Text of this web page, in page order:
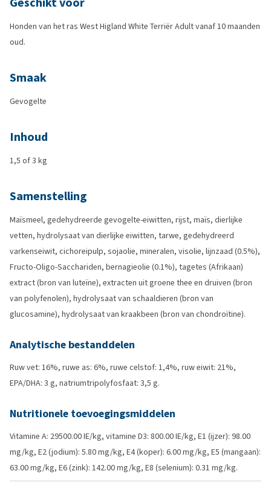
Honden van het ras West Higland White Terriër Adult vanaf 10 maanden
oud.
Smaak
Gevogelte
Inhoud
1,5 of 3 kg
Samenstelling
Maïsmeel, gedehydreerde gevogelte-eiwitten, rijst, maïs, dierlijke
vetten, hydrolysaat van dierlijke eiwitten, tarwe, gedehydreerd
varkenseiwit, cichoreipulp, sojaolie, mineralen, visolie, lijnzaad (0.5%),
Fructo-Oligo-Sacchariden, bernagieolie (0.1%), tagetes (Afrikaan)
extract (bron van luteïne), extracten uit groene thee en druiven (bron
van polyfenolen), hydrolysaat van schaaldieren (bron van
glucosamine), hydrolysaat van kraakbeen (bron van chondroïtine).
Analytische bestanddelen
Ruw vet: 16%, ruwe as: 6%, ruwe celstof: 1,4%, ruw eiwit: 21%,
EPA/DHA: 3 g, natriumtripolyfosfaat: 3,5 g.
Nutritionele toevoegingsmiddelen
Vitamine A: 29500.00 IE/kg, vitamine D3: 800.00 IE/kg, E1 (ijzer): 98.00
mg/kg, E2 (jodium): 5.80 mg/kg, E4 (koper): 6.00 mg/kg, E5 (mangaan):
63.00 mg/kg, E6 (zink): 142.00 mg/kg, E8 (selenium): 0.31 mg/kg.